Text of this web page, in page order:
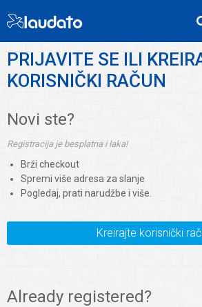
PRIJAVITE SE ILI
KORISNIČKI RAČUN
Novi ste?
Registracija je besplatna i laka!
Brži checkout
Spremi više adresa za slanje
Pogledaj, prati narudžbe i više.
Kreirajte korisnički
Already registered?